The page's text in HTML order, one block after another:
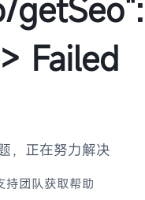
getSeo":
Failed
，正在努力解决
持团队获取帮助